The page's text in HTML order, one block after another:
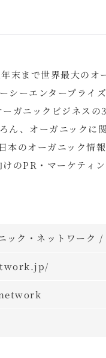
まで世界最大のオ
シーエンタープライ
ガニックビジネス
ん、オーガニックに
本のオーガニック情
のPR・マーケティ
ニック・ネットワー